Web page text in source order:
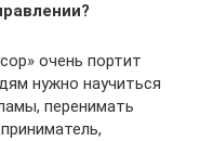
очень портит
нужно научиться
перенимать